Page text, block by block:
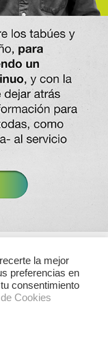
la mejor
preferencias en
consentimiento
Cookies